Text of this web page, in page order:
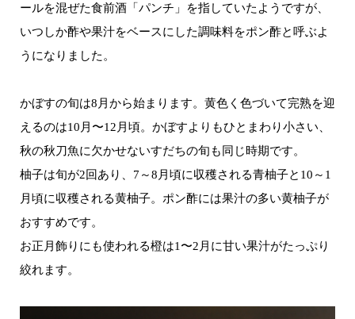
ールを混ぜた食前酒「パンチ」を指していたようですが、
いつしか酢や果汁をベースにした調味料をポン酢と呼ぶよ
うになりました。
かぼすの旬は8月から始まります。黄色く色づいて完熟を迎
えるのは10月〜12月頃。かぼすよりもひとまわり小さい、
秋の秋刀魚に欠かせないすだちの旬も同じ時期です。
柚子は旬が2回あり、7～8月頃に収穫される青柚子と10～1
月頃に収穫される黄柚子。ポン酢には果汁の多い黄柚子が
おすすめです。
お正月飾りにも使われる橙は1〜2月に甘い果汁がたっぷり
絞れます。